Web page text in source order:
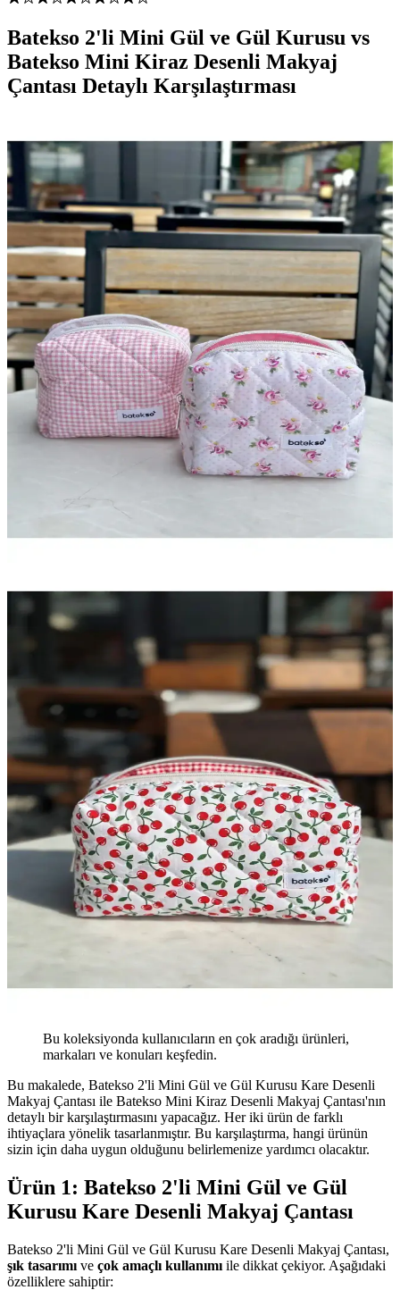
Batekso 2'li Mini Gül ve Gül Kurusu vs
Batekso Mini Kiraz Desenli Makyaj
Çantası Detaylı Karşılaştırması
Bu koleksiyonda kullanıcıların en çok aradığı ürünleri,
markaları ve konuları keşfedin.
Bu makalede, Batekso 2'li Mini Gül ve Gül Kurusu Kare Desenli
Makyaj Çantası ile Batekso Mini Kiraz Desenli Makyaj Çantası'nın
detaylı bir karşılaştırmasını yapacağız. Her iki ürün de farklı
ihtiyaçlara yönelik tasarlanmıştır. Bu karşılaştırma, hangi ürünün
sizin için daha uygun olduğunu belirlemenize yardımcı olacaktır.
Ürün 1: Batekso 2'li Mini Gül ve Gül
Kurusu Kare Desenli Makyaj Çantası
Batekso 2'li Mini Gül ve Gül Kurusu Kare Desenli Makyaj Çantası,
şık tasarımı ve çok amaçlı kullanımı ile dikkat çekiyor. Aşağıdaki
özelliklere sahiptir: